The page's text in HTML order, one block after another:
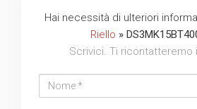
Hai necessità di ulteriori
Riello »
Scrivici. Ti ricontatteremo